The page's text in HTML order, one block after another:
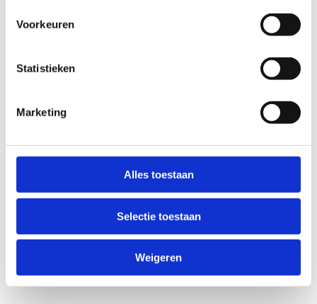
Voorkeuren
Statistieken
Marketing
Alles toestaan
Selectie toestaan
Weigeren
Anti-Robot Verification
Click to start verification
Verzend